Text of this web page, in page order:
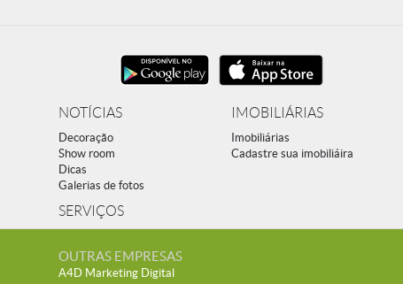
NOTÍCIAS
Decoração
Show room
Dicas
Galerias de fotos
SERVIÇOS
IMOBILIÁRIAS
Imobiliárias
Cadastre sua imobiliáira
OUTRAS EMPRESAS
A4D Marketing Digital